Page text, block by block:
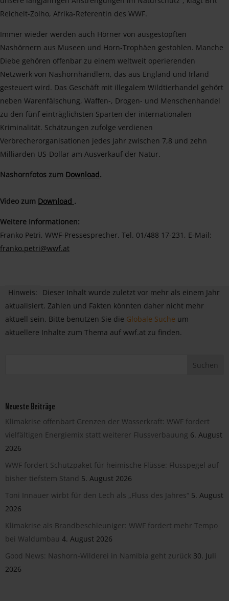
Reichelt-Zolho, Afrika-Referentin des WWF.
Immer wieder werden auch Hörner von ausgestopften
Nashörnern aus Museen und Horn-Trophäen gestohlen. Manche
Diebe gehören offenbar zu einem weltweit operierenden
Netzwerk von Nashornhändlern, das aus England und Irland
gesteuert wird. Das Geschäft mit illegalem Wildtierhandel gehört
neben Warenfälschung, Waffen-, Drogen- und Menschenhandel
zu den fünf einträglichsten Sparten der internationalen
Kriminalität. Schätzungen zufolge verdienen
Verbrecherorganisationen jedes Jahr zwischen 7,8 und zehn
Milliarden US-Dollar am Ausverkauf der Natur.
Nashornfotos zum Download.
Video zum Download .
Weitere Informationen:
Franko Petri, WWF-Pressesprecher, Tel. 01/488 17-231, E-Mail:
franko.petri@wwf.at
Hinweis:
Dieser Inhalt wurde zuletzt vor mehr als einem Jahr
aktualisiert. Zahlen und Fakten könnten daher nicht mehr
aktuell sein. Bitte benutzen Sie die Globale Suche um
aktuellere Inhalte zum Thema auf wwf.at zu finden.
Neueste Beiträge
Klimakrise offenbart Grenzen der Wasserkraft: WWF fordert
vielfältigen Energiemix statt weiterer Flussverbauung 6. August
2026
WWF fordert Schutzpaket für heimische Flüsse: Flusspegel auf
bisher tiefstem Stand 5. August 2026
Toni Innauer wirbt für den Lech als „Fluss des Jahres“ 5. August
2026
Klimakrise als Brandbeschleuniger: WWF fordert mehr Tempo
bei Waldumbau 4. August 2026
Good News: Nashorn-Wilderei in Namibia geht zurück 30. Juli
2026